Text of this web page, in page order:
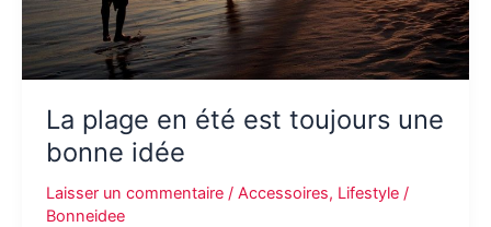
La plage en été est toujours une
bonne idée
Laisser un commentaire / Accessoires, Lifestyle/
Bonneidee